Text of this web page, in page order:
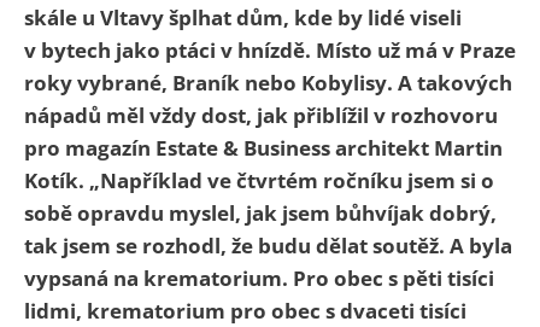
skále u Vltavy šplhat dům, kde by lidé viseli
v bytech jako ptáci v hnízdě. Místo už má v Praze
roky vybrané, Braník nebo Kobylisy. A takových
nápadů měl vždy dost, jak přiblížil v rozhovoru
pro magazín Estate & Business architekt Martin
Kotík. „Například ve čtvrtém ročníku jsem si o
sobě opravdu myslel, jak jsem bůhvíjak dobrý,
tak jsem se rozhodl, že budu dělat soutěž. A byla
vypsaná na krematorium. Pro obec s pěti tisíci
lidmi, krematorium pro obec s dvaceti tisíci